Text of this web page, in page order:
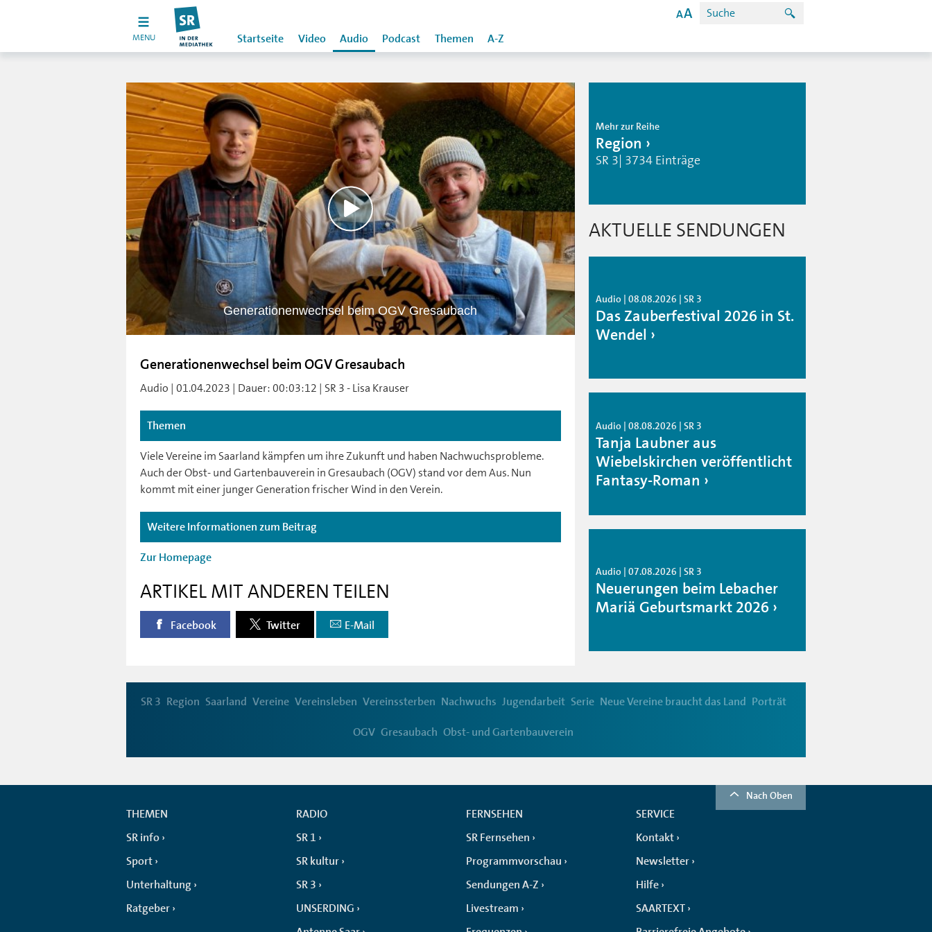
MENU Startseite Video Audio Podcast Themen A-Z
Generationenwechsel beim OGV Gresaubach
Generationenwechsel beim OGV Gresaubach
Audio | 01.04.2023 | Dauer: 00:03:12 | SR 3 - Lisa Krauser
Themen
Viele Vereine im Saarland kämpfen um ihre Zukunft und haben Nachwuchsprobleme.
Auch der Obst- und Gartenbauverein in Gresaubach (OGV) stand vor dem Aus. Nun
kommt mit einer junger Generation frischer Wind in den Verein.
Weitere Informationen zum Beitrag
Zur Homepage
ARTIKEL MIT ANDEREN TEILEN
Facebook Twitter E-Mail
Mehr zur Reihe
Region
SR 3| 3734 Einträge
AKTUELLE SENDUNGEN
Audio | 08.08.2026 | SR 3
Das Zauberfestival 2026 in St.
Wendel
Audio | 08.08.2026 | SR 3
Tanja Laubner aus
Wiebelskirchen veröffentlicht
Fantasy-Roman
Audio | 07.08.2026 | SR 3
Neuerungen beim Lebacher
Mariä Geburtsmarkt 2026
SR 3 Region Saarland Vereine Vereinsleben Vereinssterben Nachwuchs Jugendarbeit Serie Neue Vereine braucht das Land Porträt
OGV Gresaubach Obst- und Gartenbauverein
Nach Oben
THEMEN
SR info
Sport
Unterhaltung
Ratgeber
RADIO
SR 1
SR kultur
SR 3
UNSERDING
FERNSEHEN
SR Fernsehen
Programmvorschau
Sendungen A-Z
Livestream
SERVICE
Kontakt
Newsletter
Hilfe
SAARTEXT